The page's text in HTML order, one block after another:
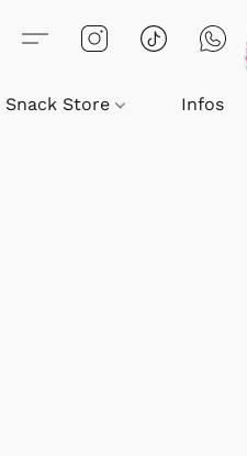
Snack Store Infos